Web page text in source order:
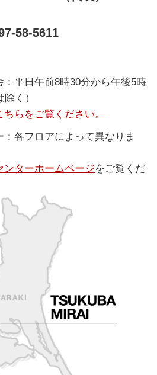
58-5611
平日午前8時30分から午後5時
く）
らをご覧ください。
各フロアによって異なりま
ンターホームページをご覧くだ